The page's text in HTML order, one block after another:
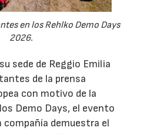
en los Rehlko Demo Days
2026.
sede de Reggio Emilia
de la prensa
con motivo de la
Demo Days, el evento
compañía demuestra el